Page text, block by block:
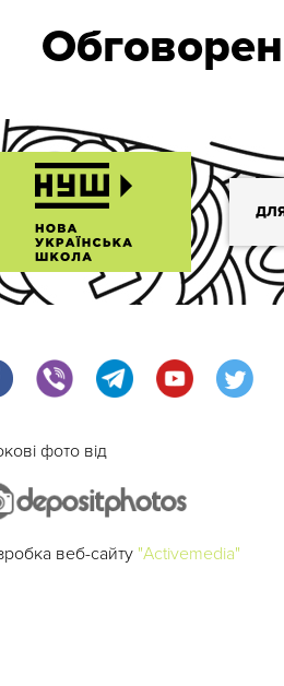
фото від
веб-сайту "Activemedia"